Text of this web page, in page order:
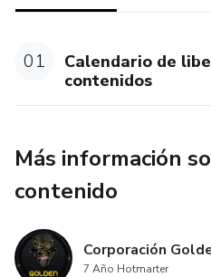
01
Calendario de
contenidos
Más información
contenido
Corporación
7 Año Hotmarter